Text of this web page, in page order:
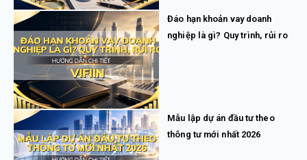
Đáo hạn khoản vay doanh
nghiệp là gì? Quy trình, rủi ro
Mẫu lập dự án đầu tư theo
thông tư mới nhất 2026